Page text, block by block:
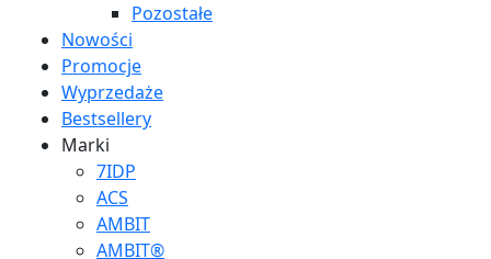
Pozostałe
Nowości
Promocje
Wyprzedaże
Bestsellery
Marki
7IDP
ACS
AMBIT
AMBIT®